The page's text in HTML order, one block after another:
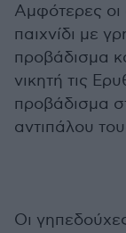
Αμφότερες
παιχνίδι με
προβάδισμα
νικητή τις
προβάδισμα
αντιπάλου
Οι